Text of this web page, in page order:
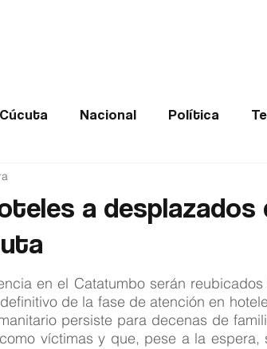
Cúcuta Nacional Política
Norte de Santander
a desplazados
en el Catatumbo serán reubicados
de la fase de atención en
persiste para decenas de
víctimas y que, pese a la espera,